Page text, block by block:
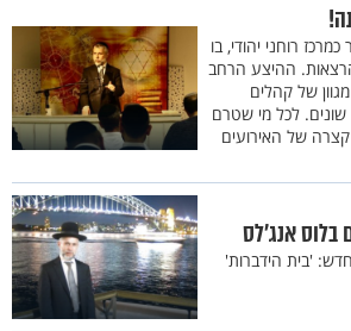
רוחני יהודי, בו
ההיצע הרחב
של קהלים
שונים. לכל מי שטרם
קצרה של האירועים
בלוס אנג'לס
'בית הידברות'